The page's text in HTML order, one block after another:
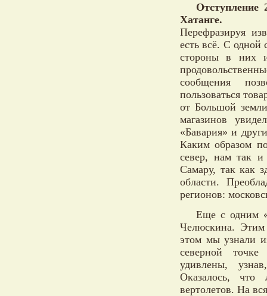
Хатанге.
Перефразируя
есть всё. С одной
стороны в них
сообщения
пользоваться
от Большой
магазинов
«Бавария» и
Каким образом
север, нам так и
Самару, так как
области.
регионов:
Еще с одним
Челюскина. Этим
этом мы узнали
северной
удивлены,
Оказалось,
вертолетов. На